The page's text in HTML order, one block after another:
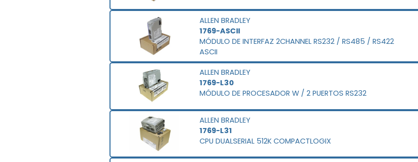
ALLEN BRADLEY
1769-ASCII
MÓDULO DE INTERFAZ 2CHANNEL RS232 / RS485 / RS422
ASCII
ALLEN BRADLEY
1769-L30
MÓDULO DE PROCESADOR W / 2 PUERTOS RS232
ALLEN BRADLEY
1769-L31
CPU DUALSERIAL 512K COMPACTLOGIX